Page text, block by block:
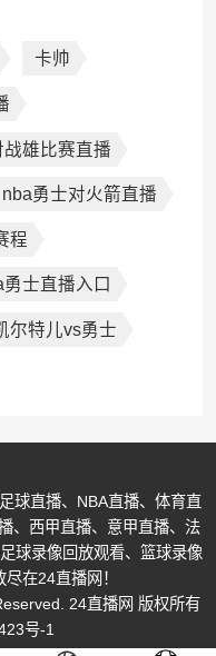
卡帅
战雄比赛直播
nba勇士对火箭直播
程
勇士直播入口
尔特儿vs勇士
球直播、NBA直播、体育直
、西甲直播、意甲直播、法
球录像回放观看、篮球录像
在24直播网！
24直播网 版权所有
号-1